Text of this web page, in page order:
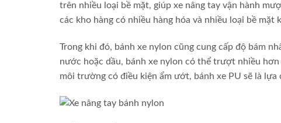
trên nhiều loại bề mặt, giúp xe nâng tay vận hành
các kho hàng có nhiều hàng hóa và nhiều loại bề mặt
Trong khi đó, bánh xe nylon cũng cung cấp độ bám
nước hoặc dầu, bánh xe nylon có thể trượt nhiều
môi trường có điều kiện ẩm ướt, bánh xe PU sẽ là lựa